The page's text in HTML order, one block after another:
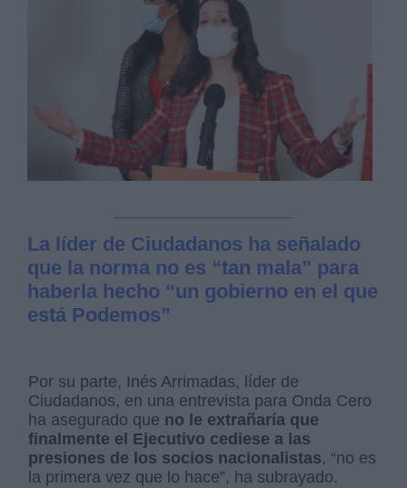
La líder de Ciudadanos ha señalado
que la norma no es “tan mala” para
haberla hecho “un gobierno en el que
está Podemos”
Por su parte, Inés Arrimadas, líder de
Ciudadanos, en una entrevista para Onda Cero
ha asegurado que no le extrañaría que
finalmente el Ejecutivo cediese a las
presiones de los socios nacionalistas, “no es
la primera vez que lo hace”, ha subrayado.